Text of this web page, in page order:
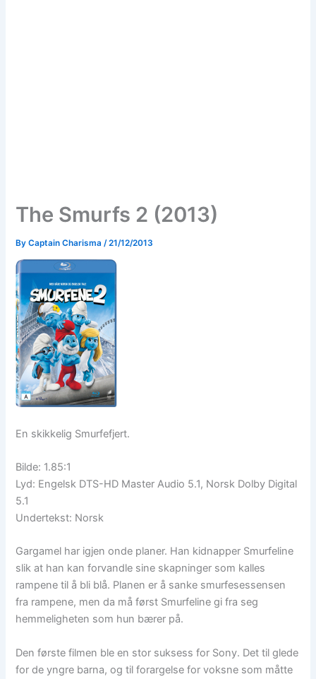
The Smurfs 2 (2013)
ByCaptain Charisma /21/12/2013
En skikkelig Smurfefjert.
Bilde: 1.85:1
Lyd: Engelsk DTS-HD Master Audio 5.1, Norsk Dolby Digital
5.1
Undertekst: Norsk
Gargamel har igjen onde planer. Han kidnapper Smurfeline
slik at han kan forvandle sine skapninger som kalles
rampene til å bli blå. Planen er å sanke smurfesessensen
fra rampene, men da må først Smurfeline gi fra seg
hemmeligheten som hun bærer på.
Den første filmen ble en stor suksess for Sony. Det til glede
for de yngre barna, og til forargelse for voksne som måtte